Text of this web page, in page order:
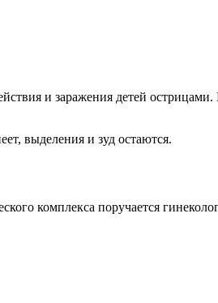
и заражения детей
выделения и зуд остаются.
комплекса поручается